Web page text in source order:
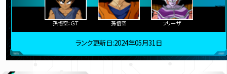
孫悟空：ＧＴ 孫悟空 フリーザ
ランク更新日:2024年05月31日